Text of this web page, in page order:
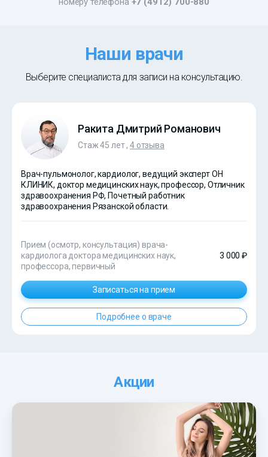
Наши врачи
Выберите специалиста для записи на консультацию.
Ракита Дмитрий Романович
Стаж 45 лет ,4 отзыва
Врач-пульмонолог, кардиолог, ведущий эксперт ОН
КЛИНИК, доктор медицинских наук, профессор, Отличник
здравоохранения РФ, Почетный работник
здравоохранения Рязанской области.
Прием (осмотр, консультация) врача-
кардиолога доктора медицинских наук,
профессора, первичный
3 000 ₽
Записаться на прием
Подробнее о враче
Акции